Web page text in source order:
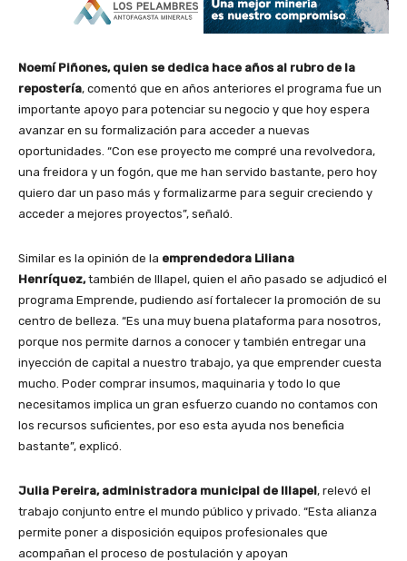
Noemí Piñones, quien se dedica hace años al rubro de la
repostería, comentó que en años anteriores el programa fue un
importante apoyo para potenciar su negocio y que hoy espera
avanzar en su formalización para acceder a nuevas
oportunidades. “Con ese proyecto me compré una revolvedora,
una freidora y un fogón, que me han servido bastante, pero hoy
quiero dar un paso más y formalizarme para seguir creciendo y
acceder a mejores proyectos”, señaló.
Similar es la opinión de la emprendedora Liliana
Henríquez,también de Illapel, quien el año pasado se adjudicó el
programa Emprende, pudiendo así fortalecer la promoción de su
centro de belleza. “Es una muy buena plataforma para nosotros,
porque nos permite darnos a conocer y también entregar una
inyección de capital a nuestro trabajo, ya que emprender cuesta
mucho. Poder comprar insumos, maquinaria y todo lo que
necesitamos implica un gran esfuerzo cuando no contamos con
los recursos suficientes, por eso esta ayuda nos beneficia
bastante”, explicó.
Julia Pereira, administradora municipal de Illapel, relevó el
trabajo conjunto entre el mundo público y privado. “Esta alianza
permite poner a disposición equipos profesionales que
acompañan el proceso de postulación y apoyan